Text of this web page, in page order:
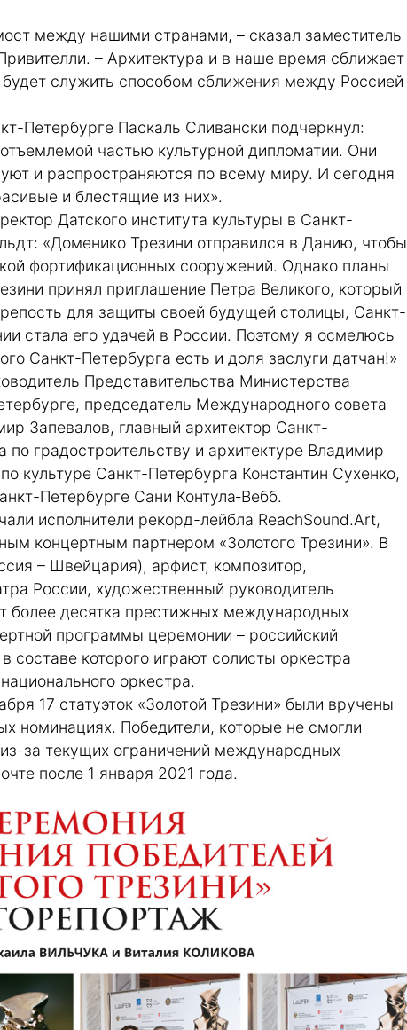
между нашими странами, – сказал заместитель
– Архитектура и в наше время сближает
служить способом сближения между Россией
Петербурге Паскаль Сливански подчеркнул:
частью культурной дипломатии. Они
и распространяются по всему миру. И сегодня
и блестящие из них».
Датского института культуры в Санкт-
«Доменико Трезини отправился в Данию, чтобы
фортификационных сооружений. Однако планы
принял приглашение Петра Великого, который
для защиты своей будущей столицы, Санкт-
стала его удачей в России. Поэтому я осмелюсь
Санкт-Петербурга есть и доля заслуги датчан!»
Представительства Министерства
председатель Между­народного совета
Запевалов, главный архитектор Санкт-
по градостроительству и архитектуре Владимир
культуре Санкт-Петербурга Константин Сухенко,
Петербурге Сани Контула‑Вебб.
исполнители рекорд-лейбла ReachSound.Art,
концертным партнером «Золотого Трезини». В
– Швейцария), арфист, композитор,
России, художественный руководитель
более десятка престижных международных
программы церемонии – российский
составе которого играют солисты оркестра
оркестра.
17 статуэток «Золотой Трезини» были вручены
номинациях. Победители, которые не смогли
за текущих ограничений международных
после 1 января 2021 года.